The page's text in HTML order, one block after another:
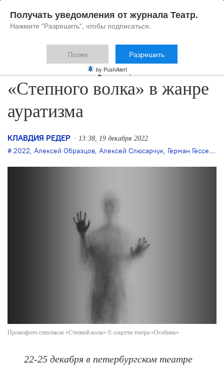
Алексей Образцов ставит
«Степного волка» в жанре
ауратизма
КЛАВДИЯ РЕДЕР 13:38, 19 декабря 2022
2022, Алексей Образцов, Алексей Слюсарчук, Герман Гессе,
Промофото спектакля «Степной волк» © соцсети театра «Особняк»
22-25 декабря в петербургском театре
Получать уведомления от журнала Театр.
Нажмите "Разрешить", чтобы подписаться.
Позже Разрешить
by PushAlert